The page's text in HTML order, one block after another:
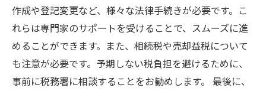
作成や登記変更など、様々な法律手続きが必要です。こ
れらは専門家のサポートを受けることで、スムーズに進
めることができます。また、相続税や売却益税について
も注意が必要です。予期しない税負担を避けるために、
事前に税務署に相談することをお勧めします。 最後に、